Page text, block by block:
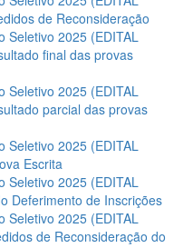
de Reconsideração
Seletivo 2025 (EDITAL
final das provas
Seletivo 2025 (EDITAL
parcial das provas
Seletivo 2025 (EDITAL
Escrita
Seletivo 2025 (EDITAL
Deferimento de Inscrições
Seletivo 2025 (EDITAL
de Reconsideração do